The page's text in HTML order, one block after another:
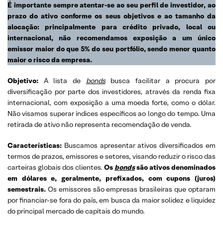
É importante sempre atentar-se ao seu perfil de investidor, ao
prazo do ativo conforme os seus objetivos e ao tamanho da
alocação: principalmente para crédito privado, local ou
internacional, não recomendamos exposição a um único
emissor maior do que 5% do seu portfólio, sendo menor quanto
maior o risco da empresa.
Objetivo: A lista de bonds
busca facilitar a procura por
diversificação por parte dos investidores, através da renda fixa
internacional, com exposição a uma moeda forte, como o dólar.
Não visamos superar índices específicos ao longo do tempo. Uma
retirada de ativo não representa recomendação de venda.
Características: Buscamos apresentar ativos diversificados em
termos de prazos, emissores e setores, visando reduzir o risco das
carteiras globais dos clientes. Os bondssão ativos denominados
em dólares e, geralmente, prefixados, com cupons (juros)
semestrais. Os emissores são empresas brasileiras que optaram
por financiar-se fora do país, em busca da maior solidez e liquidez
do principal mercado de capitais do mundo.